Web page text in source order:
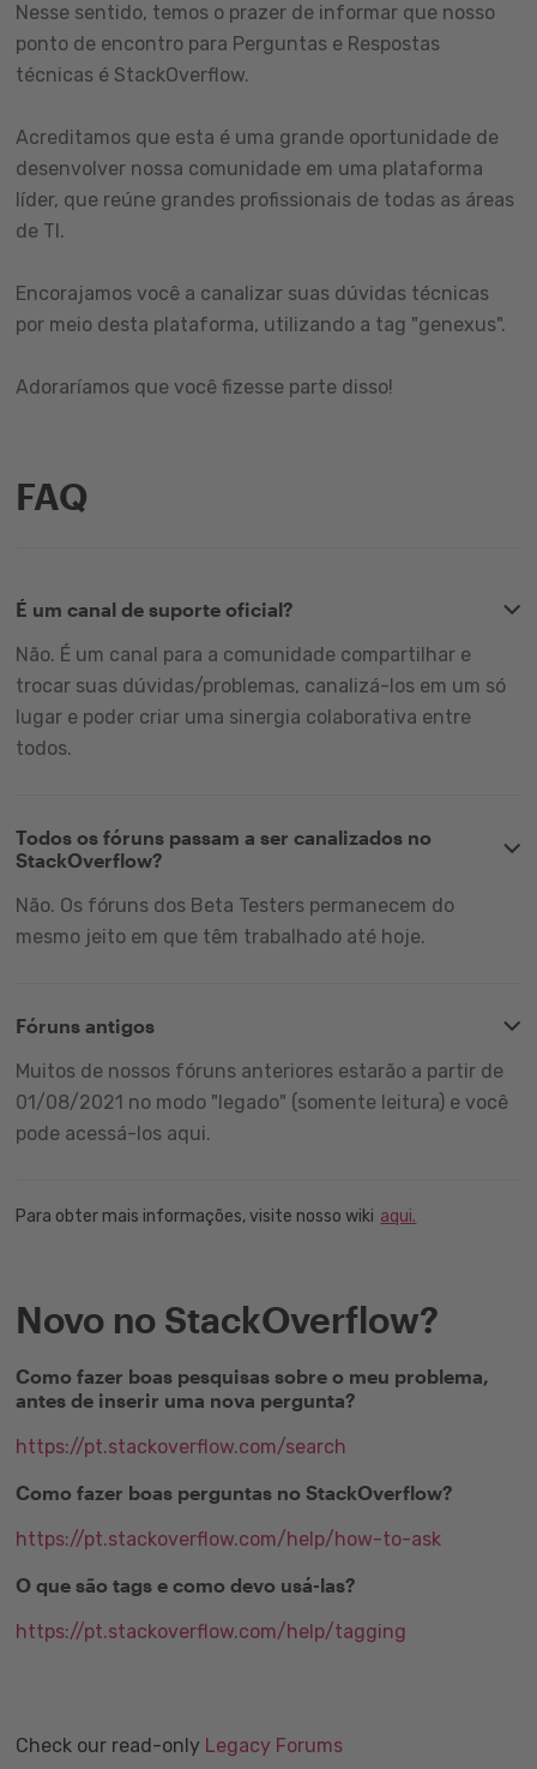
Nesse sentido, temos o prazer de informar que nosso
ponto de encontro para Perguntas e Respostas
técnicas é StackOverflow.
Acreditamos que esta é uma grande oportunidade de
desenvolver nossa comunidade em uma plataforma
líder, que reúne grandes profissionais de todas as áreas
de TI.
Encorajamos você a canalizar suas dúvidas técnicas
por meio desta plataforma, utilizando a tag "genexus".
Adoraríamos que você fizesse parte disso!
FAQ
É um canal de suporte oficial?
Não. É um canal para a comunidade compartilhar e
trocar suas dúvidas/problemas, canalizá-los em um só
lugar e poder criar uma sinergia colaborativa entre
todos.
Todos os fóruns passam a ser canalizados no
StackOverflow?
Não. Os fóruns dos Beta Testers permanecem do
mesmo jeito em que têm trabalhado até hoje.
Fóruns antigos
Muitos de nossos fóruns anteriores estarão a partir de
01/08/2021 no modo "legado" (somente leitura) e você
pode acessá-los aqui.
Para obter mais informações, visite nosso wiki aqui.
Novo no StackOverflow?
Como fazer boas pesquisas sobre o meu problema,
antes de inserir uma nova pergunta?
https://pt.stackoverflow.com/search
Como fazer boas perguntas no StackOverflow?
https://pt.stackoverflow.com/help/how-to-ask
O que são tags e como devo usá-las?
https://pt.stackoverflow.com/help/tagging
Check our read-only Legacy Forums